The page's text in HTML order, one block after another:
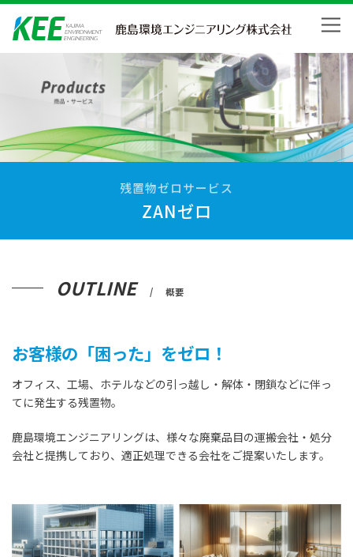
Skip
content
残置物ゼロサービス
ZANゼロ
OUTLINE 概要
お客様の「困った」をゼロ！
オフィス、工場、ホテルなどの引っ越し・解体・閉鎖などに伴っ
てに発生する残置物。
鹿島環境エンジニアリングは、様々な廃棄品目の運搬会社・処分
会社と提携しており、適正処理できる会社をご提案いたします。